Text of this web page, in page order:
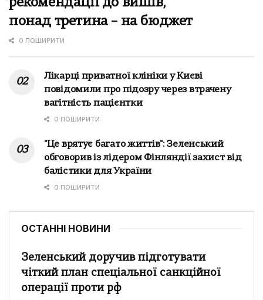
понад третина – на бюджет
0 ПОШИРИТИ
Лікарці приватної клініки у Києві
повідомили про підозру через втрачену
вагітність пацієнтки
0 ПОШИРИТИ
"Це врятує багато життів": Зеленський
обговорив із лідером Фінляндії захист від
балістики для України
0 ПОШИРИТИ
ОСТАННІ НОВИНИ
Зеленський доручив підготувати
чіткий план спеціальної санкційної
операції проти рф